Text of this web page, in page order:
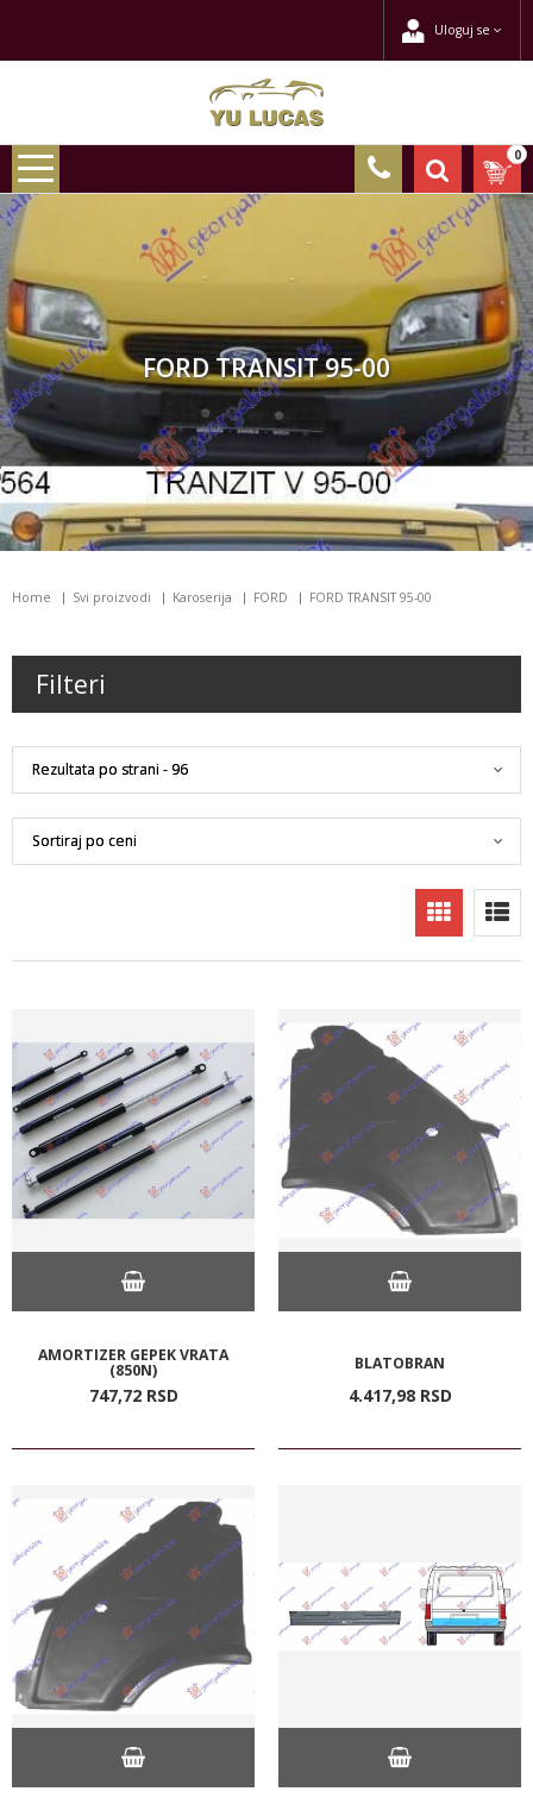
Uloguj se
0
FORD TRANSIT 95-00
Home Svi proizvodi Karoserija FORD FORD TRANSIT 95-00
Filteri
AMORTIZER GEPEK VRATA
(850N)
747,72 RSD
BLATOBRAN
4.417,98 RSD